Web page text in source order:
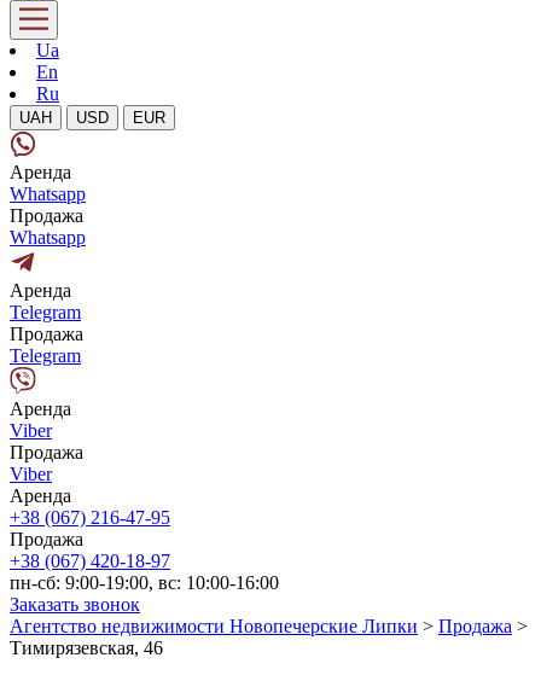
Ua
En
Ru
UAH USD EUR
Аренда
Whatsapp
Продажа
Whatsapp
Аренда
Telegram
Продажа
Telegram
Аренда
Viber
Продажа
Viber
Аренда
+38 (067) 216-47-95
Продажа
+38 (067) 420-18-97
пн-сб: 9:00-19:00, вс: 10:00-16:00
Заказать звонок
Агентство недвижимости Новопечерские Липки > Продажа >
Тимирязевская, 46